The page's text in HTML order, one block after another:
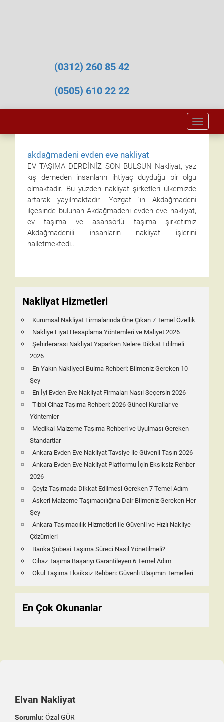
(0312) 260 85 42
(0505) 610 22 22
Toggle
akdağmadeni evden eve nakliyat
EV TAŞIMA DERDİNİZ SON BULSUN Nakliyat, yaz
kış demeden insanların ihtiyaç duyduğu bir olgu
olmaktadır. Bu yüzden nakliyat şirketleri ülkemizde
artarak yayılmaktadır. Yozgat ‘ın Akdağmadeni
ilçesinde bulunan Akdağmadeni evden eve nakliyat,
ev taşıma ve asansörlü taşıma şirketimiz
Akdağmadenili insanların nakliyat işlerini
halletmektedi..
Nakliyat Hizmetleri
Kurumsal Nakliyat Firmalarında Öne Çıkan 7 Temel Özellik
Nakliye Fiyat Hesaplama Yöntemleri ve Maliyet 2026
Şehirlerarası Nakliyat Yaparken Nelere Dikkat Edilmeli
2026
En Yakın Nakliyeci Bulma Rehberi: Bilmeniz Gereken 10
Şey
En İyi Evden Eve Nakliyat Firmaları Nasıl Seçersin 2026
Tıbbi Cihaz Taşıma Rehberi: 2026 Güncel Kurallar ve
Yöntemler
Medikal Malzeme Taşıma Rehberi ve Uyulması Gereken
Standartlar
Ankara Evden Eve Nakliyat Tavsiye ile Güvenli Taşın 2026
Ankara Evden Eve Nakliyat Platformu İçin Eksiksiz Rehber
2026
Çeyiz Taşımada Dikkat Edilmesi Gereken 7 Temel Adım
Askeri Malzeme Taşımacılığına Dair Bilmeniz Gereken Her
Şey
Ankara Taşımacılık Hizmetleri ile Güvenli ve Hızlı Nakliye
Çözümleri
Banka Şubesi Taşıma Süreci Nasıl Yönetilmeli?
Cihaz Taşıma Başarıyı Garantileyen 6 Temel Adım
Okul Taşıma Eksiksiz Rehberi: Güvenli Ulaşımın Temelleri
En Çok Okunanlar
Elvan Nakliyat
Sorumlu: Özal GÜR